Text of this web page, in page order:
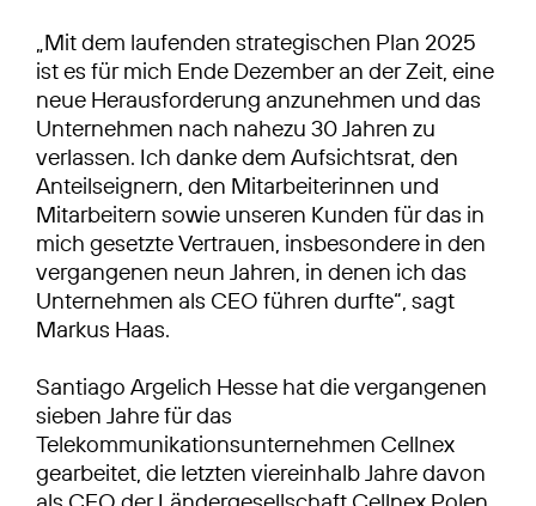
„Mit dem laufenden strategischen Plan 2025
ist es für mich Ende Dezember an der Zeit, eine
neue Herausforderung anzunehmen und das
Unternehmen nach nahezu 30 Jahren zu
verlassen. Ich danke dem Aufsichtsrat, den
Anteilseignern, den Mitarbeiterinnen und
Mitarbeitern sowie unseren Kunden für das in
mich gesetzte Vertrauen, insbesondere in den
vergangenen neun Jahren, in denen ich das
Unternehmen als CEO führen durfte“, sagt
Markus Haas.
Santiago Argelich Hesse hat die vergangenen
sieben Jahre für das
Telekommunikationsunternehmen Cellnex
gearbeitet, die letzten viereinhalb Jahre davon